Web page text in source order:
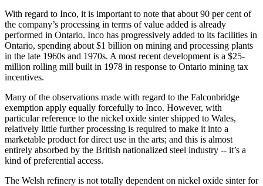
With regard to Inco, it is important to note that about 90 per cent of
the company’s processing in terms of value added is already
performed in Ontario. Inco has progressively added to its facilities in
Ontario, spending about $1 billion on mining and processing plants
in the late 1960s and 1970s. A most recent development is a $25-
million rolling mill built in 1978 in response to Ontario mining tax
incentives.
Many of the observations made with regard to the Falconbridge
exemption apply equally forcefully to Inco. However, with
particular reference to the nickel oxide sinter shipped to Wales,
relatively little further processing is required to make it into a
marketable product for direct use in the arts; and this is almost
entirely absorbed by the British nationalized steel industry -- it’s a
kind of preferential access.
The Welsh refinery is not totally dependent on nickel oxide sinter for